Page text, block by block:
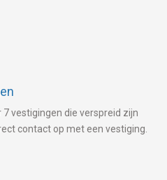
vestigingen die verspreid zijn
contact op met een vestiging.